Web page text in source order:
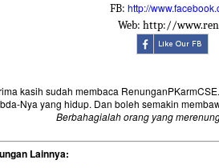
FB: http://
Web: http://
kasih sudah membaca
Nya yang hidup. Dan boleh semakin
Berbahagialah orang yang
Lainnya: